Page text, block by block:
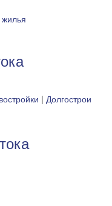
| Долгострои